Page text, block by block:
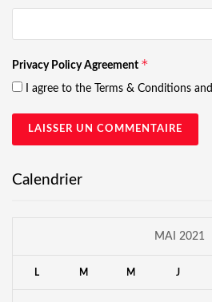
Privacy Policy Agreement *
I agree to the Terms & Conditions and
Calendrier
MAI 2021
L M M J